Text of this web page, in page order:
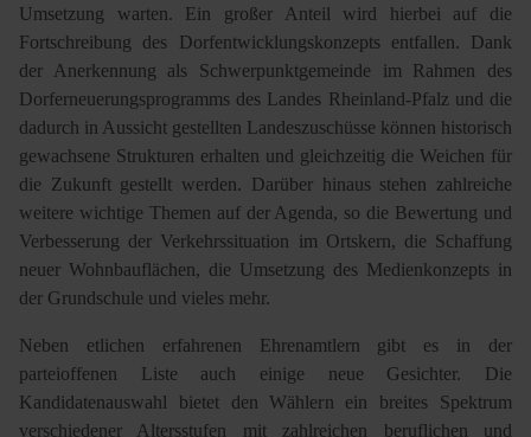
Umsetzung warten. Ein großer Anteil wird hierbei auf die
Fortschreibung des Dorfentwicklungskonzepts entfallen. Dank
der Anerkennung als Schwerpunktgemeinde im Rahmen des
Dorferneuerungsprogramms des Landes Rheinland-Pfalz und die
dadurch in Aussicht gestellten Landeszuschüsse können historisch
gewachsene Strukturen erhalten und gleichzeitig die Weichen für
die Zukunft gestellt werden. Darüber hinaus stehen zahlreiche
weitere wichtige Themen auf der Agenda, so die Bewertung und
Verbesserung der Verkehrssituation im Ortskern, die Schaffung
neuer Wohnbauflächen, die Umsetzung des Medienkonzepts in
der Grundschule und vieles mehr.
Neben etlichen erfahrenen Ehrenamtlern gibt es in der
parteioffenen Liste auch einige neue Gesichter. Die
Kandidatenauswahl bietet den Wählern ein breites Spektrum
verschiedener Altersstufen mit zahlreichen beruflichen und